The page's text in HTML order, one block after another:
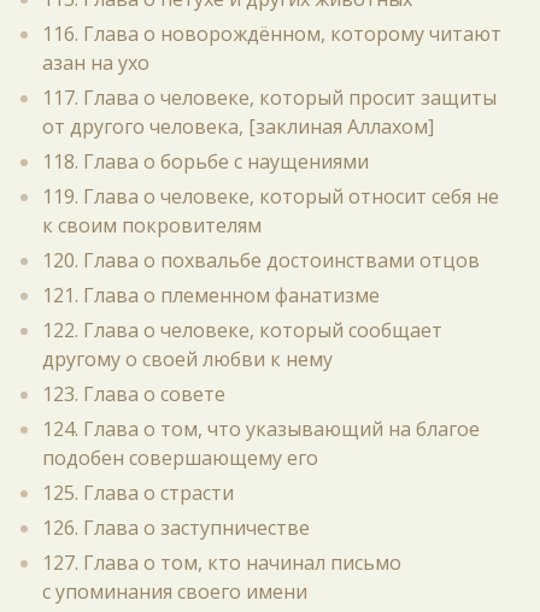
116. Глава о новорождённом, которому читают
азан на ухо
117. Глава о человеке, который просит защиты
от другого человека, [заклиная Аллахом]
118. Глава о борьбе с наущениями
119. Глава о человеке, который относит себя не
к своим покровителям
120. Глава о похвальбе достоинствами отцов
121. Глава о племенном фанатизме
122. Глава о человеке, который сообщает
другому о своей любви к нему
123. Глава о совете
124. Глава о том, что указывающий на благое
подобен совершающему его
125. Глава о страсти
126. Глава о заступничестве
127. Глава о том, кто начинал письмо
с упоминания своего имени